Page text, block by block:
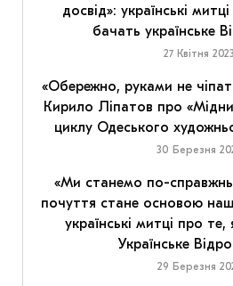
досвід»: українські
бачать українське
27 Квітня 2023
«Обережно, руками не
Кирило Ліпатов про
циклу Одеського
30 Березня
«Ми станемо по-
почуття стане основою
українські митці про
Українське
29 Березня